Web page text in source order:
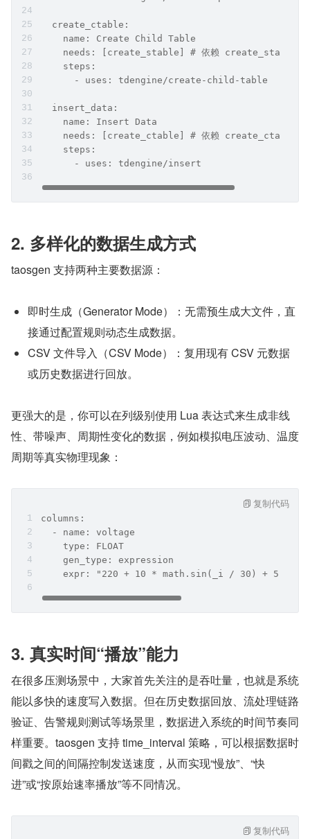
  create_ctable:
    name: Create Child Table
needs: [create_stable] # 依赖 create_stable
    steps:
      - uses: tdengine/create-child-table
  insert_data:
    name: Insert Data
needs: [create_ctable] # 依赖 create_ctable
    steps:
      - uses: tdengine/insert
2. 多样化的数据生成方式
taosgen 支持两种主要数据源：
即时生成（Generator Mode）：无需预生成大文件，直
接通过配置规则动态生成数据。
CSV 文件导入（CSV Mode）：复用现有 CSV 元数据
或历史数据进行回放。
更强大的是，你可以在列级别使用 Lua 表达式来生成非线
性、带噪声、周期性变化的数据，例如模拟电压波动、温度
周期等真实物理现象：
columns:
  - name: voltage
    type: FLOAT
    gen_type: expression
expr: "220 + 10 * math.sin(_i / 30) + 5 *
复制代码
3. 真实时间“播放”能力
在很多压测场景中，大家首先关注的是吞吐量，也就是系统
能以多快的速度写入数据。但在历史数据回放、流处理链路
验证、告警规则测试等场景里，数据进入系统的时间节奏同
样重要。taosgen 支持 time_interval 策略，可以根据数据时
间戳之间的间隔控制发送速度，从而实现“慢放”、“快
进”或“按原始速率播放”等不同情况。
复制代码